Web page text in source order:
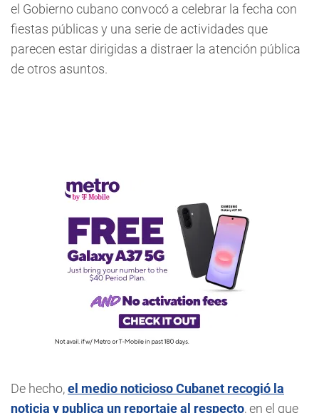
el Gobierno cubano convocó a celebrar la fecha con
fiestas públicas y una serie de actividades que
parecen estar dirigidas a distraer la atención pública
de otros asuntos.
De hecho,el medio noticioso Cubanet recogió la
noticia y publica un reportaje al respecto, en el que